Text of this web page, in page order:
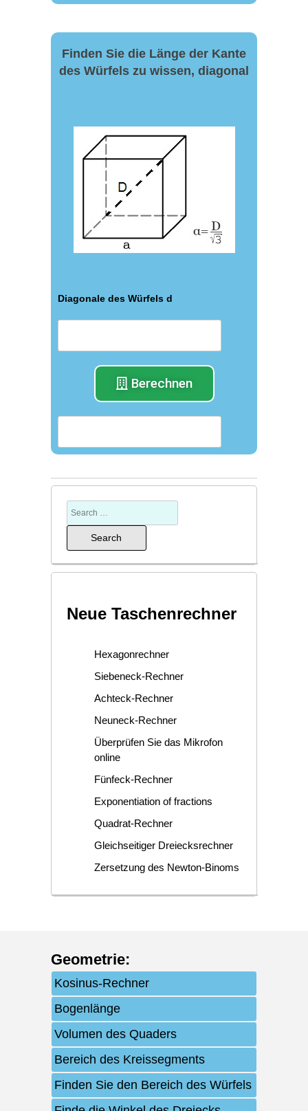
Finden Sie die Länge der Kante
des Würfels zu wissen, diagonal
Diagonale des Würfels d
Berechnen
Neue Taschenrechner
Hexagonrechner
Siebeneck-Rechner
Achteck-Rechner
Neuneck-Rechner
Überprüfen Sie das Mikrofon
online
Fünfeck-Rechner
Exponentiation of fractions
Quadrat-Rechner
Gleichseitiger Dreiecksrechner
Zersetzung des Newton-Binoms
Geometrie:
Kosinus-Rechner
Bogenlänge
Volumen des Quaders
Bereich des Kreissegments
Finden Sie den Bereich des Würfels